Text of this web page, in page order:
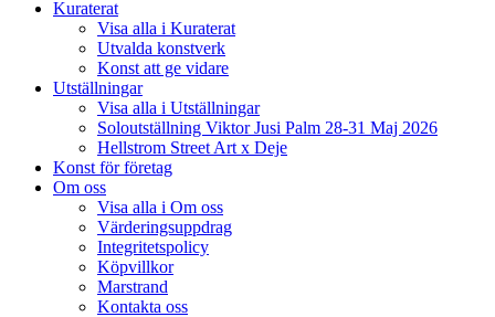
Kuraterat
Visa alla i Kuraterat
Utvalda konstverk
Konst att ge vidare
Utställningar
Visa alla i Utställningar
Soloutställning Viktor Jusi Palm 28-31 Maj 2026
Hellstrom Street Art x Deje
Konst för företag
Om oss
Visa alla i Om oss
Värderingsuppdrag
Integritetspolicy
Köpvillkor
Marstrand
Kontakta oss